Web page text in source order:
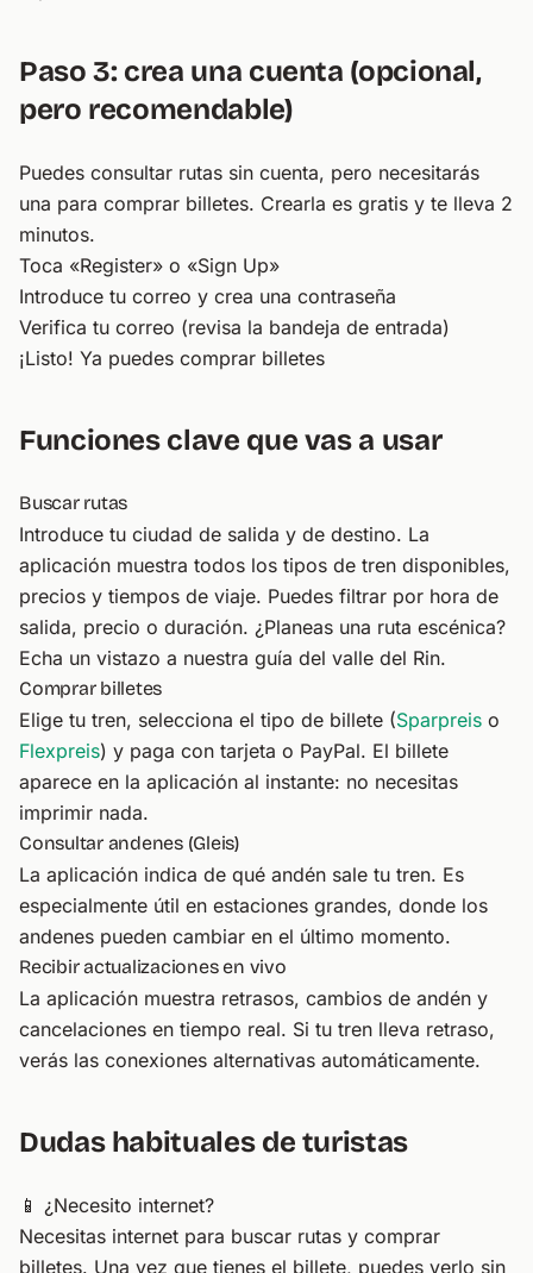
Paso 3: crea una cuenta (opcional,
pero recomendable)
Puedes consultar rutas sin cuenta, pero necesitarás
una para comprar billetes. Crearla es gratis y te lleva 2
minutos.
Toca «Register» o «Sign Up»
Introduce tu correo y crea una contraseña
Verifica tu correo (revisa la bandeja de entrada)
¡Listo! Ya puedes comprar billetes
Funciones clave que vas a usar
Buscar rutas
Introduce tu ciudad de salida y de destino. La
aplicación muestra todos los tipos de tren disponibles,
precios y tiempos de viaje. Puedes filtrar por hora de
salida, precio o duración. ¿Planeas una ruta escénica?
Echa un vistazo a nuestra guía del valle del Rin.
Comprar billetes
Elige tu tren, selecciona el tipo de billete (Sparpreis o
Flexpreis) y paga con tarjeta o PayPal. El billete
aparece en la aplicación al instante: no necesitas
imprimir nada.
Consultar andenes (Gleis)
La aplicación indica de qué andén sale tu tren. Es
especialmente útil en estaciones grandes, donde los
andenes pueden cambiar en el último momento.
Recibir actualizaciones en vivo
La aplicación muestra retrasos, cambios de andén y
cancelaciones en tiempo real. Si tu tren lleva retraso,
verás las conexiones alternativas automáticamente.
Dudas habituales de turistas
📱 ¿Necesito internet?
Necesitas internet para buscar rutas y comprar
billetes. Una vez que tienes el billete, puedes verlo sin